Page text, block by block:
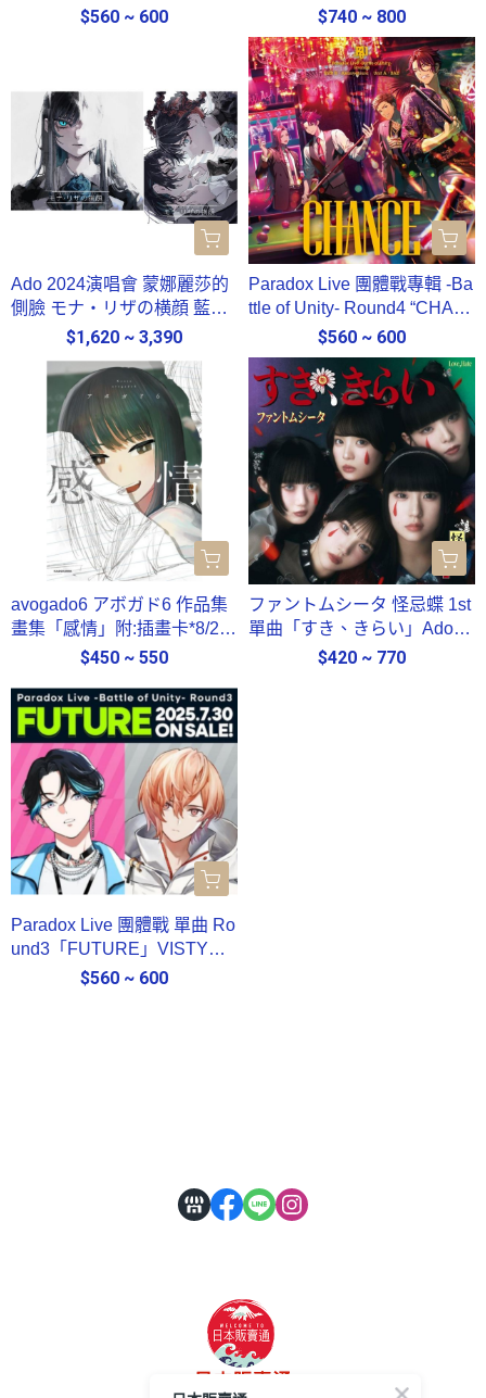
1/28發售!$560 ~ 600 $740 ~ 800
Ado 2024演唱會 蒙娜麗莎的
側臉 モナ・リザの横顔 藍光
BD DVD *10/22發售!
$1,620 ~ 3,390
Paradox Live 團體戰專輯 -Ba
ttle of Unity- Round4 “CHAN
CE”*9/24發售!$560 ~ 600
avogado6 アボガド6 作品集
畫集「感情」附:插畫卡*8/21
發售!早期0630$450 ~ 550
ファントムシータ 怪忌蝶 1st
單曲「すき、きらい」Ado擔
綱製作人 通常盤 初回盤*7/9
$420 ~ 770
Paradox Live 團體戰 單曲 Ro
und3「FUTURE」VISTY、1
Nm8*7/30發售!
$560 ~ 600